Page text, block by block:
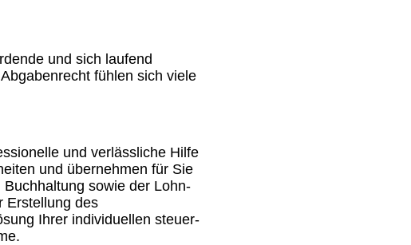
und sich laufend
fühlen sich viele
und verlässliche Hilfe
und übernehmen für Sie
sowie der Lohn-
Erstellung des
Ihrer individuellen steuer-